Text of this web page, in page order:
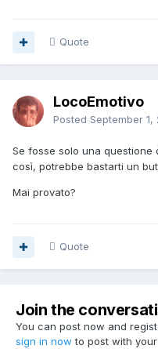
Quote
LocoEmotivo
Posted September 1,
Se fosse solo una questione
così, potrebbe bastarti un
Mai provato?
Quote
Join the
You can post now and
sign in now to post with